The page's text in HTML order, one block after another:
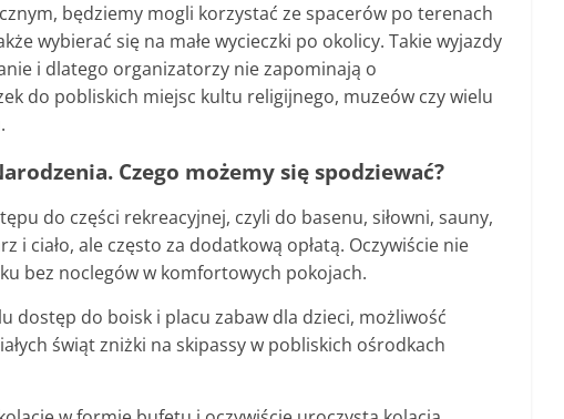
będziemy mogli korzystać ze spacerów po terenach
wybierać się na małe wycieczki po okolicy. Takie wyjazdy
i dlatego organizatorzy nie zapominają o
do pobliskich miejsc kultu religijnego, muzeów czy wielu
Czego możemy się spodziewać?
do części rekreacyjnej, czyli do basenu, siłowni, sauny,
i ciało, ale często za dodatkową opłatą. Oczywiście nie
bez noclegów w komfortowych pokojach.
dostęp do boisk i placu zabaw dla dzieci, możliwość
świąt zniżki na skipassy w pobliskich ośrodkach